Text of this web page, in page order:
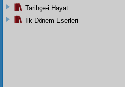
Tarihçe-i Hayat
İlk Dönem Eserleri